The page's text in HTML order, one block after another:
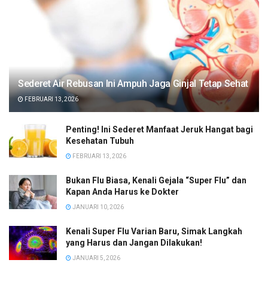
Sederet Air Rebusan Ini Ampuh Jaga Ginjal Tetap Sehat
FEBRUARI 13, 2026
Penting! Ini Sederet Manfaat Jeruk Hangat bagi
Kesehatan Tubuh
FEBRUARI 13, 2026
Bukan Flu Biasa, Kenali Gejala “Super Flu” dan
Kapan Anda Harus ke Dokter
JANUARI 10, 2026
Kenali Super Flu Varian Baru, Simak Langkah
yang Harus dan Jangan Dilakukan!
JANUARI 5, 2026